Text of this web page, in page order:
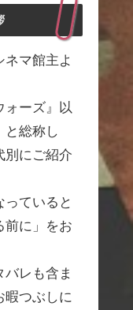
マ館主よ
ォーズ』以
と総称し
別にご紹介
っていると
前に」をお
バレも含ま
暇つぶしに